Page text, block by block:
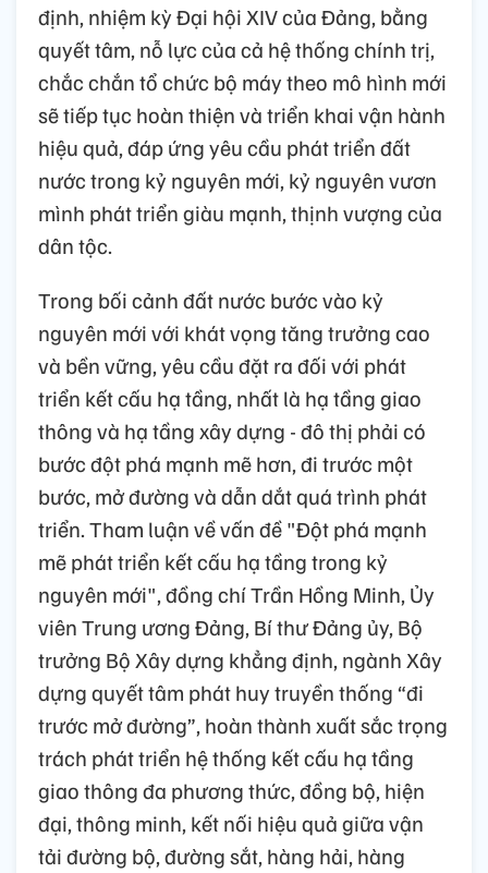
định, nhiệm kỳ Đại hội XIV của Đảng, bằng
quyết tâm, nỗ lực của cả hệ thống chính trị,
chắc chắn tổ chức bộ máy theo mô hình mới
sẽ tiếp tục hoàn thiện và triển khai vận hành
hiệu quả, đáp ứng yêu cầu phát triển đất
nước trong kỷ nguyên mới, kỷ nguyên vươn
mình phát triển giàu mạnh, thịnh vượng của
dân tộc.
Trong bối cảnh đất nước bước vào kỷ
nguyên mới với khát vọng tăng trưởng cao
và bền vững, yêu cầu đặt ra đối với phát
triển kết cấu hạ tầng, nhất là hạ tầng giao
thông và hạ tầng xây dựng - đô thị phải có
bước đột phá mạnh mẽ hơn, đi trước một
bước, mở đường và dẫn dắt quá trình phát
triển. Tham luận về vấn đề "Đột phá mạnh
mẽ phát triển kết cấu hạ tầng trong kỷ
nguyên mới", đồng chí Trần Hồng Minh, Ủy
viên Trung ương Đảng, Bí thư Đảng ủy, Bộ
trưởng Bộ Xây dựng khẳng định, ngành Xây
dựng quyết tâm phát huy truyền thống “đi
trước mở đường”, hoàn thành xuất sắc trọng
trách phát triển hệ thống kết cấu hạ tầng
giao thông đa phương thức, đồng bộ, hiện
đại, thông minh, kết nối hiệu quả giữa vận
tải đường bộ, đường sắt, hàng hải, hàng